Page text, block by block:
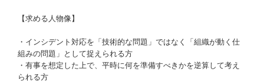
【求める人物像】
・インシデント対応を「技術的な問題」ではなく「組織が動く仕
組みの問題」として捉えられる方
・有事を想定した上で、平時に何を準備すべきかを逆算して考え
られる方